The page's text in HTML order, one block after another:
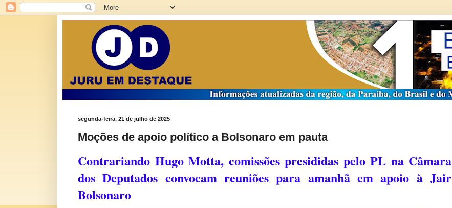
segunda-feira, 21 de julho de 2025
Moções de apoio político a Bolsonaro em pauta
Contrariando Hugo Motta, comissões presididas pelo PL na Câmara
dos Deputados convocam reuniões para amanhã em apoio à Jair
Bolsonaro